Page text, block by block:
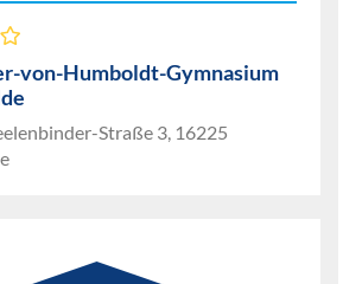
von-Humboldt-Gymnasium
Straße 3, 16225